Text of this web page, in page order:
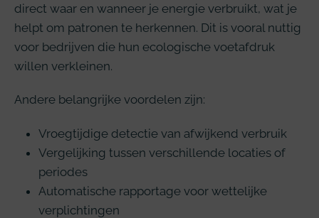
direct waar en wanneer je energie verbruikt, wat je
helpt om patronen te herkennen. Dit is vooral nuttig
voor bedrijven die hun ecologische voetafdruk
willen verkleinen.
Andere belangrijke voordelen zijn:
Vroegtijdige detectie van afwijkend verbruik
Vergelijking tussen verschillende locaties of
periodes
Automatische rapportage voor wettelijke
verplichtingen